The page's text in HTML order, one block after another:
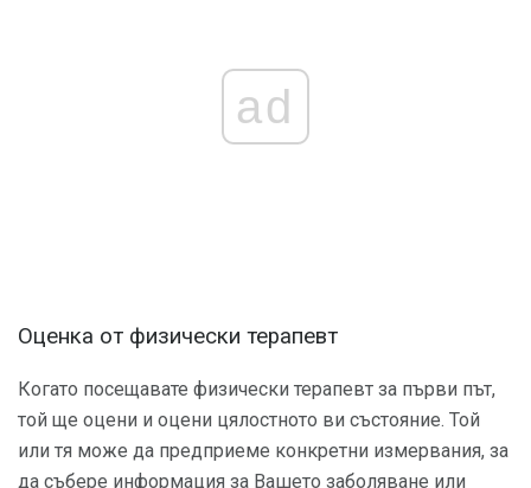
ad
Оценка от физически терапевт
Когато посещавате физически терапевт за първи път,
той ще оцени и оцени цялостното ви състояние. Той
или тя може да предприеме конкретни измервания, за
да събере информация за Вашето заболяване или